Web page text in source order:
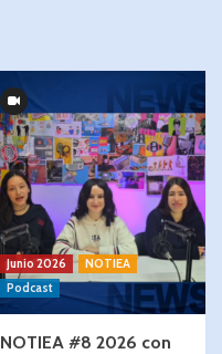
Junio 2026
NOTIEA
Podcast
NOTIEA #8 2026 con